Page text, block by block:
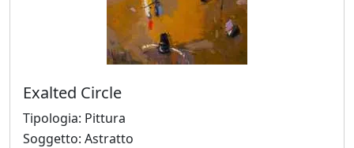
Marco
Creatini
Angelica
Dainese
Exalted Circle
Tipologia: Pittura
Soggetto: Astratto